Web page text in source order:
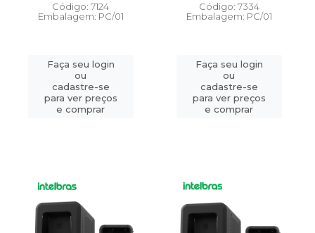
Código: 7124
Embalagem: PC/01
Faça seu login
ou
cadastre-se
para ver preços
e comprar
Código: 7334
Embalagem: PC/01
Faça seu login
ou
cadastre-se
para ver preços
e comprar